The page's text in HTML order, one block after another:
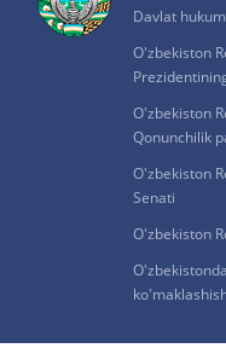
Davlat
O'zbekiston
O'zbekiston
Qonunchilik
O'zbekiston
Senati
O'zbekiston